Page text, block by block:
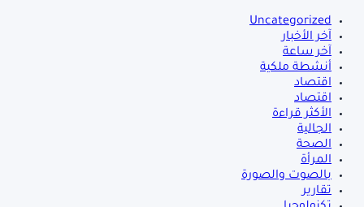
Uncategorized
آخر الأخبار
آخر ساعة
أنشطة ملكية
اقتصاد
اقتصاد
الأكثر قراءة
الجالية
الصحة
المرأة
بالصوت والصورة
تقارير